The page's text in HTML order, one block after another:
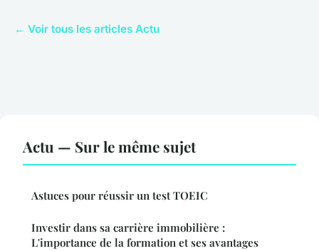
← Voir tous les articles Actu
Actu — Sur le même sujet
Astuces pour réussir un test TOEIC
Investir dans sa carrière immobilière :
L'importance de la formation et ses avantages